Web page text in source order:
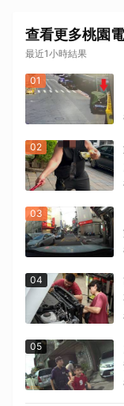
查看更多桃園
最近1小時結果
01
02
03
04
05